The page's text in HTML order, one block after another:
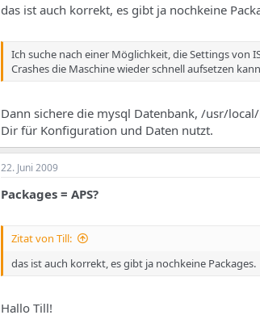
das ist auch korrekt, es gibt ja nochkeine
Ich suche nach einer Möglichkeit, die Settings von
Crashes die Maschine wieder schnell aufsetzen
Dann sichere die mysql Datenbank, /usr/
Dir für Konfiguration und Daten nutzt.
22. Juni 2009
Packages = APS?
Zitat von Till:
das ist auch korrekt, es gibt ja nochkeine Packages.
Hallo Till!